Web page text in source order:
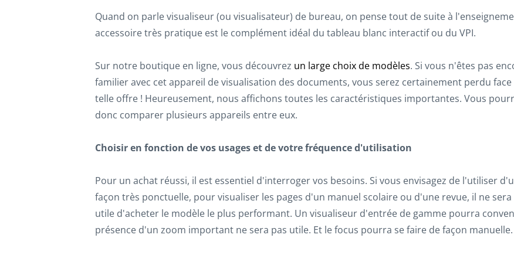
Quand on parle visualiseur (ou visualisateur) de bureau, on pense tout de suite à
accessoire très pratique est le complément idéal du tableau blanc interactif ou du VPI.
Sur notre boutique en ligne, vous découvrez un large choix de modèles. Si vous n'êtes pas
familier avec cet appareil de visualisation des documents, vous serez certainement perdu face
telle offre ! Heureusement, nous affichons toutes les caractéristiques importantes. Vous
donc comparer plusieurs appareils entre eux.
Choisir en fonction de vos usages et de votre fréquence d'utilisation
Pour un achat réussi, il est essentiel d'interroger vos besoins. Si vous envisagez de l'utiliser
façon très ponctuelle, pour visualiser les pages d'un manuel scolaire ou d'une revue, il ne sera
utile d'acheter le modèle le plus performant. Un visualiseur d'entrée de gamme pourra
présence d'un zoom important ne sera pas utile. Et le focus pourra se faire de façon manuelle.